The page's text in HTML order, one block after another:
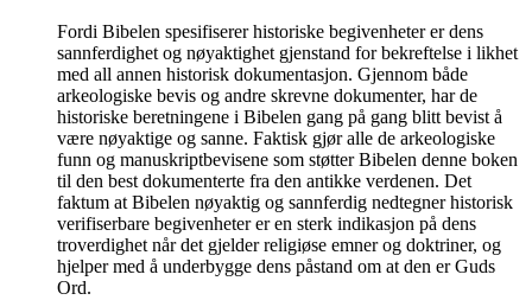
Fordi Bibelen spesifiserer historiske begivenheter er dens
sannferdighet og nøyaktighet gjenstand for bekreftelse i likhet
med all annen historisk dokumentasjon. Gjennom både
arkeologiske bevis og andre skrevne dokumenter, har de
historiske beretningene i Bibelen gang på gang blitt bevist å
være nøyaktige og sanne. Faktisk gjør alle de arkeologiske
funn og manuskriptbevisene som støtter Bibelen denne boken
til den best dokumenterte fra den antikke verdenen. Det
faktum at Bibelen nøyaktig og sannferdig nedtegner historisk
verifiserbare begivenheter er en sterk indikasjon på dens
troverdighet når det gjelder religiøse emner og doktriner, og
hjelper med å underbygge dens påstand om at den er Guds
Ord.